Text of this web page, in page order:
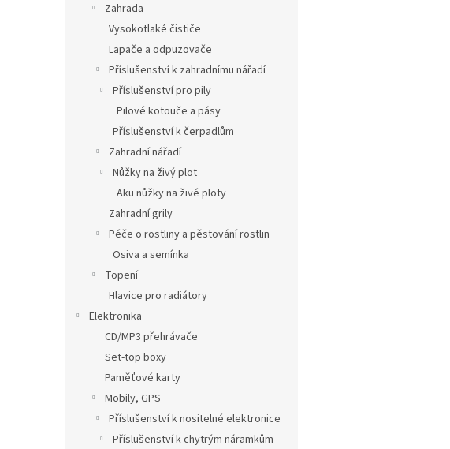
Zahrada
Vysokotlaké čističe
Lapače a odpuzovače
Příslušenství k zahradnímu nářadí
Příslušenství pro pily
Pilové kotouče a pásy
Příslušenství k čerpadlům
Zahradní nářadí
Nůžky na živý plot
Aku nůžky na živé ploty
Zahradní grily
Péče o rostliny a pěstování rostlin
Osiva a semínka
Topení
Hlavice pro radiátory
Elektronika
CD/MP3 přehrávače
Set-top boxy
Paměťové karty
Mobily, GPS
Příslušenství k nositelné elektronice
Příslušenství k chytrým náramkům